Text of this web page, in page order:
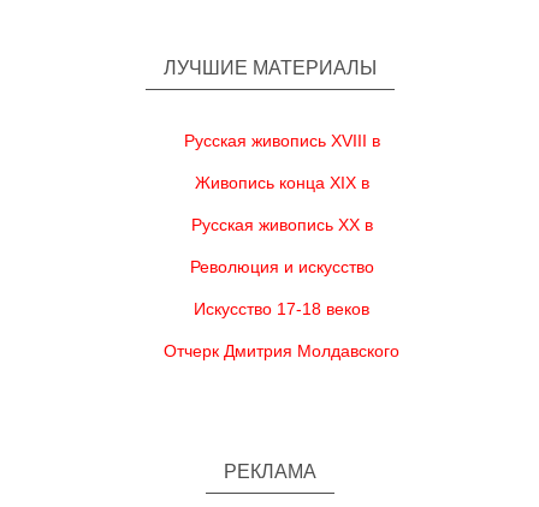
ЛУЧШИЕ МАТЕРИАЛЫ
Русская живопись XVIII в
Живопись конца XIX в
Русская живопись XX в
Революция и искусство
Искусство 17-18 веков
Отчерк Дмитрия Молдавского
РЕКЛАМА